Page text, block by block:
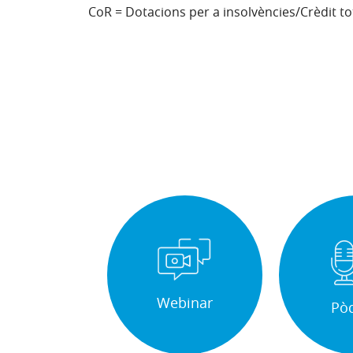
CoR = Dotacions per a insolvències/Crèdit
Webinar